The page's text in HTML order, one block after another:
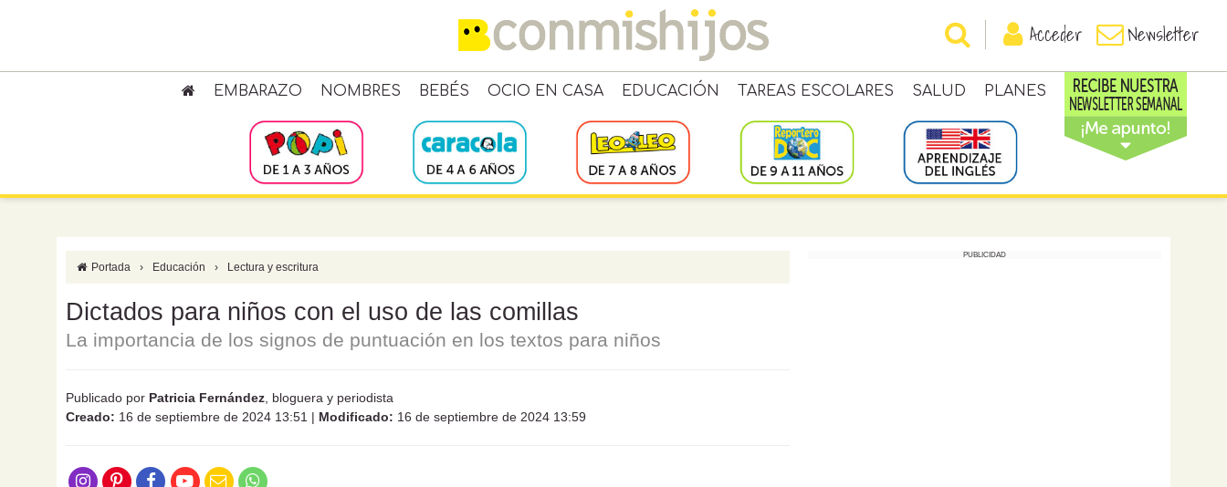
Acceder Newsletter
EMBARAZO NOMBRES BEBÉS OCIO EN CASA EDUCACIÓN TAREAS ESCOLARES SALUD PLANES
Portada › Educación › Lectura y escritura
Dictados para niños con el uso de las comillas
La importancia de los signos de puntuación en los textos para niños
Publicado por Patricia Fernández , bloguera y periodista
Creado: 16 de septiembre de 2024 13:51 | Modificado: 16 de septiembre de 2024 13:59
PUBLICIDAD